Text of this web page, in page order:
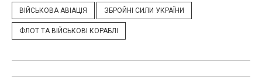
ВІЙСЬКОВА АВІАЦІЯ ЗБРОЙНІ СИЛИ УКРАЇНИ
ФЛОТ ТА ВІЙСЬКОВІ КОРАБЛІ